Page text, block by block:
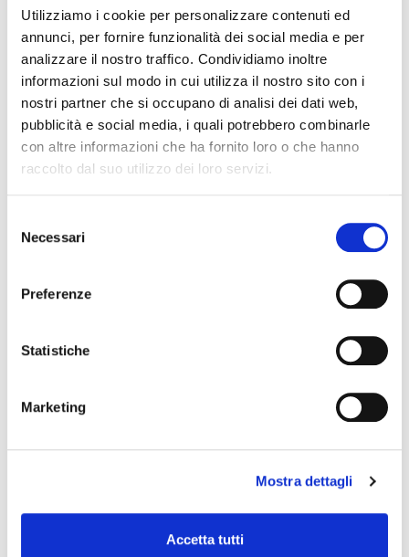
Utilizziamo i cookie per personalizzare contenuti ed
annunci, per fornire funzionalità dei social media e per
analizzare il nostro traffico. Condividiamo inoltre
informazioni sul modo in cui utilizza il nostro sito con i
nostri partner che si occupano di analisi dei dati web,
pubblicità e social media, i quali potrebbero combinarle
con altre informazioni che ha fornito loro o che hanno
raccolto dal suo utilizzo dei loro servizi.
delNecessari
Preferenze
Statistiche
Marketing
Mostra dettagli
Accetta tutti
CARCOS 2020
Stringy lubricant